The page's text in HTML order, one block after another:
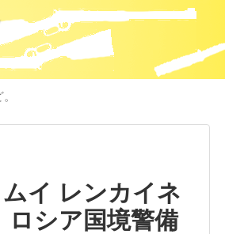
イ レンカイネ
ロシア国境警備